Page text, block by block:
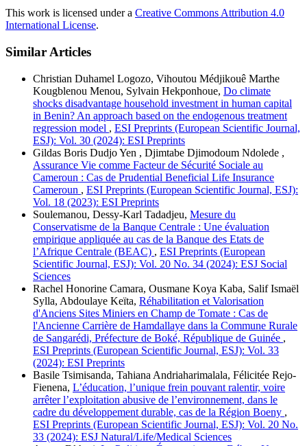
This work is licensed under a Creative Commons Attribution 4.0
International License.
Similar Articles
Christian Duhamel Logozo, Vihoutou Médjikouê Marthe
Kougblenou Menou, Sylvain Hekponhoue, Do climate
shocks disadvantage household investment in human capital
in Benin? An approach based on the endogenous treatment
regression model , ESI Preprints (European Scientific Journal,
ESJ): Vol. 30 (2024): ESI Preprints
Gildas Boris Dudjo Yen , Djimtabe Djimodoum Ndolede ,
Assurance Vie comme Facteur de Sécurité Sociale au
Cameroun : Cas de Prudential Beneficial Life Insurance
Cameroun , ESI Preprints (European Scientific Journal, ESJ):
Vol. 18 (2023): ESI Preprints
Soulemanou, Dessy-Karl Tadadjeu, Mesure du
Conservatisme de la Banque Centrale : Une évaluation
empirique appliquée au cas de la Banque des Etats de
l’Afrique Centrale (BEAC) , ESI Preprints (European
Scientific Journal, ESJ): Vol. 20 No. 34 (2024): ESJ Social
Sciences
Rachel Honorine Camara, Ousmane Koya Kaba, Salif Ismaël
Sylla, Abdoulaye Keïta, Réhabilitation et Valorisation
d'Anciens Sites Miniers en Champ de Tomate : Cas de
l'Ancienne Carrière de Hamdallaye dans la Commune Rurale
de Sangarédi, Préfecture de Boké, République de Guinée ,
ESI Preprints (European Scientific Journal, ESJ): Vol. 33
(2024): ESI Preprints
Basile Tsimisanda, Tahiana Andriaharimalala, Félicitée Rejo-
Fienena, L’éducation, l’unique frein pouvant ralentir, voire
arrêter l’exploitation abusive de l’environnement, dans le
cadre du développement durable, cas de la Région Boeny ,
ESI Preprints (European Scientific Journal, ESJ): Vol. 20 No.
33 (2024): ESJ Natural/Life/Medical Sciences